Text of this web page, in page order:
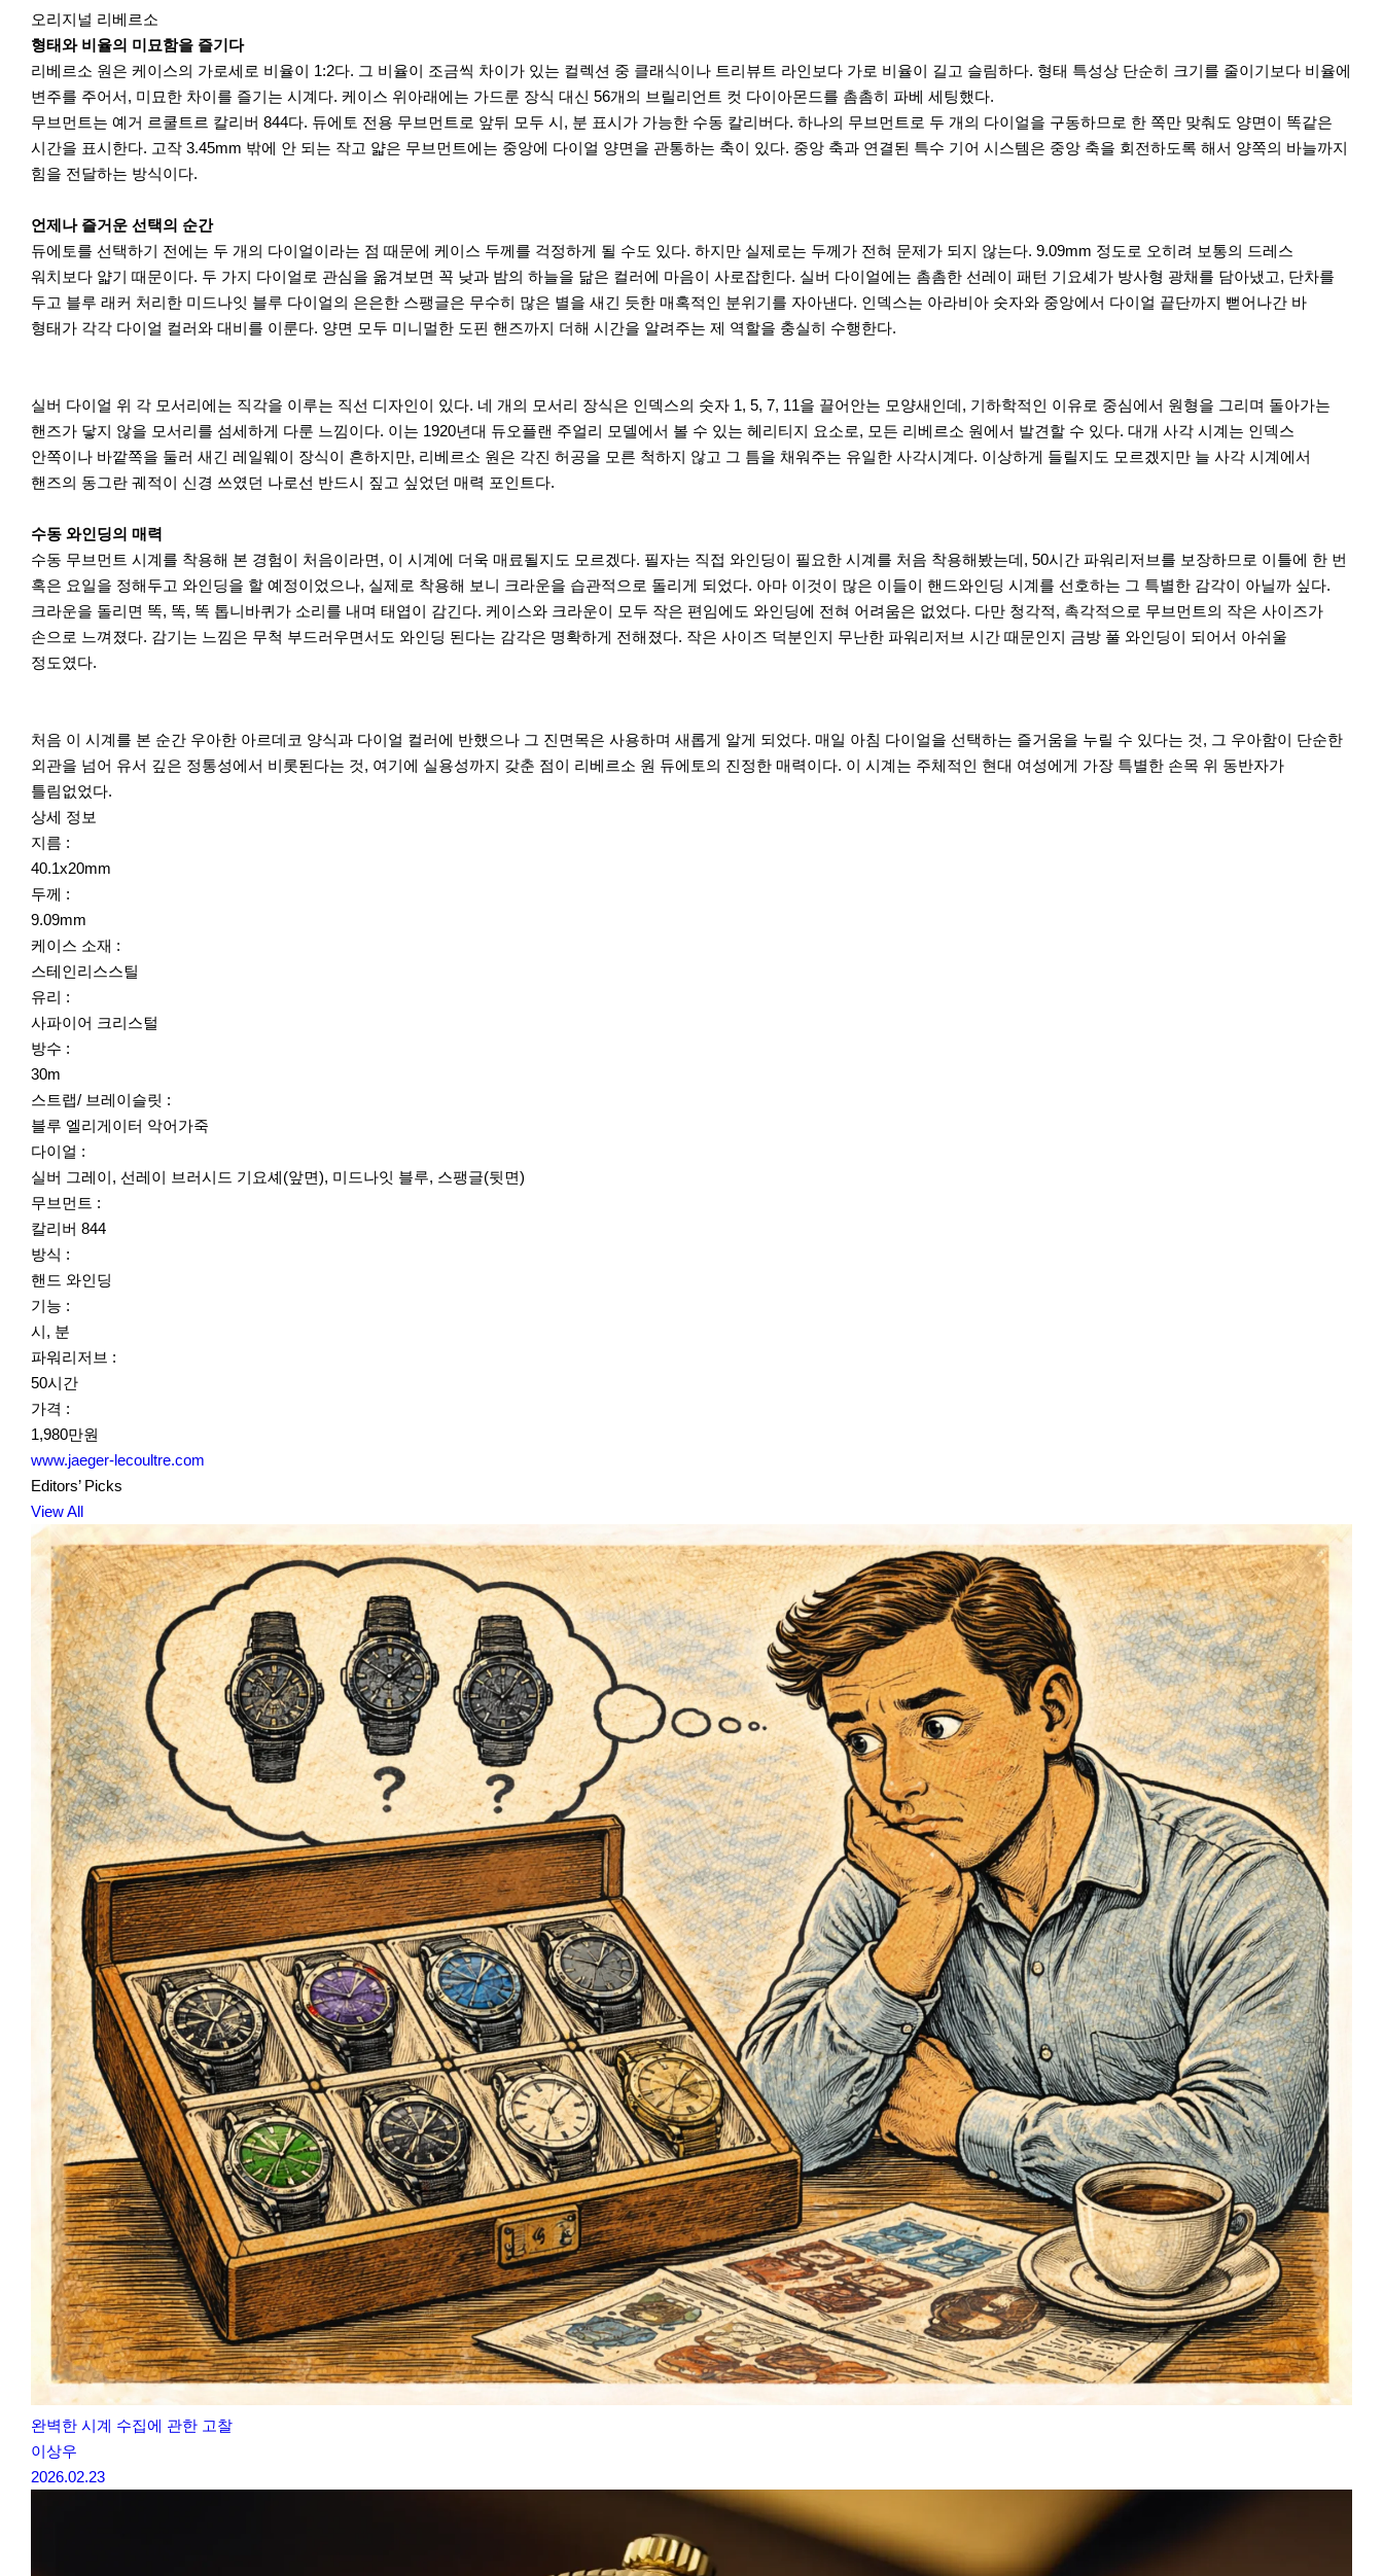
오리지널 리베르소
형태와 비율의 미묘함을 즐기다
리베르소 원은 케이스의 가로세로 비율이 1:2다. 그 비율이 조금씩 차이가 있는 컬렉션 중 클래식이나 트리뷰트 라인보다 가로 비율이 길고 슬림하다. 형태 특성상 단순히 크기를 줄이기보다 비율에
변주를 주어서, 미묘한 차이를 즐기는 시계다. 케이스 위아래에는 가드룬 장식 대신 56개의 브릴리언트 컷 다이아몬드를 촘촘히 파베 세팅했다.
무브먼트는 예거 르쿨트르 칼리버 844다. 듀에토 전용 무브먼트로 앞뒤 모두 시, 분 표시가 가능한 수동 칼리버다. 하나의 무브먼트로 두 개의 다이얼을 구동하므로 한 쪽만 맞춰도 양면이 똑같은
시간을 표시한다. 고작 3.45mm 밖에 안 되는 작고 얇은 무브먼트에는 중앙에 다이얼 양면을 관통하는 축이 있다. 중앙 축과 연결된 특수 기어 시스템은 중앙 축을 회전하도록 해서 양쪽의 바늘까지
힘을 전달하는 방식이다.
언제나 즐거운 선택의 순간
듀에토를 선택하기 전에는 두 개의 다이얼이라는 점 때문에 케이스 두께를 걱정하게 될 수도 있다. 하지만 실제로는 두께가 전혀 문제가 되지 않는다. 9.09mm 정도로 오히려 보통의 드레스
워치보다 얇기 때문이다. 두 가지 다이얼로 관심을 옮겨보면 꼭 낮과 밤의 하늘을 닮은 컬러에 마음이 사로잡힌다. 실버 다이얼에는 촘촘한 선레이 패턴 기요셰가 방사형 광채를 담아냈고, 단차를
두고 블루 래커 처리한 미드나잇 블루 다이얼의 은은한 스팽글은 무수히 많은 별을 새긴 듯한 매혹적인 분위기를 자아낸다. 인덱스는 아라비아 숫자와 중앙에서 다이얼 끝단까지 뻗어나간 바
형태가 각각 다이얼 컬러와 대비를 이룬다. 양면 모두 미니멀한 도핀 핸즈까지 더해 시간을 알려주는 제 역할을 충실히 수행한다.
실버 다이얼 위 각 모서리에는 직각을 이루는 직선 디자인이 있다. 네 개의 모서리 장식은 인덱스의 숫자 1, 5, 7, 11을 끌어안는 모양새인데, 기하학적인 이유로 중심에서 원형을 그리며 돌아가는
핸즈가 닿지 않을 모서리를 섬세하게 다룬 느낌이다. 이는 1920년대 듀오플랜 주얼리 모델에서 볼 수 있는 헤리티지 요소로, 모든 리베르소 원에서 발견할 수 있다. 대개 사각 시계는 인덱스
안쪽이나 바깥쪽을 둘러 새긴 레일웨이 장식이 흔하지만, 리베르소 원은 각진 허공을 모른 척하지 않고 그 틈을 채워주는 유일한 사각시계다. 이상하게 들릴지도 모르겠지만 늘 사각 시계에서
핸즈의 동그란 궤적이 신경 쓰였던 나로선 반드시 짚고 싶었던 매력 포인트다.
수동 와인딩의 매력
수동 무브먼트 시계를 착용해 본 경험이 처음이라면, 이 시계에 더욱 매료될지도 모르겠다. 필자는 직접 와인딩이 필요한 시계를 처음 착용해봤는데, 50시간 파워리저브를 보장하므로 이틀에 한 번
혹은 요일을 정해두고 와인딩을 할 예정이었으나, 실제로 착용해 보니 크라운을 습관적으로 돌리게 되었다. 아마 이것이 많은 이들이 핸드와인딩 시계를 선호하는 그 특별한 감각이 아닐까 싶다.
크라운을 돌리면 똑, 똑, 똑 톱니바퀴가 소리를 내며 태엽이 감긴다. 케이스와 크라운이 모두 작은 편임에도 와인딩에 전혀 어려움은 없었다. 다만 청각적, 촉각적으로 무브먼트의 작은 사이즈가
손으로 느껴졌다. 감기는 느낌은 무척 부드러우면서도 와인딩 된다는 감각은 명확하게 전해졌다. 작은 사이즈 덕분인지 무난한 파워리저브 시간 때문인지 금방 풀 와인딩이 되어서 아쉬울
정도였다.
처음 이 시계를 본 순간 우아한 아르데코 양식과 다이얼 컬러에 반했으나 그 진면목은 사용하며 새롭게 알게 되었다. 매일 아침 다이얼을 선택하는 즐거움을 누릴 수 있다는 것, 그 우아함이 단순한
외관을 넘어 유서 깊은 정통성에서 비롯된다는 것, 여기에 실용성까지 갖춘 점이 리베르소 원 듀에토의 진정한 매력이다. 이 시계는 주체적인 현대 여성에게 가장 특별한 손목 위 동반자가
틀림없었다.
상세 정보
지름 :
40.1x20mm
두께 :
9.09mm
케이스 소재 :
스테인리스스틸
유리 :
사파이어 크리스털
방수 :
30m
스트랩/ 브레이슬릿 :
블루 엘리게이터 악어가죽
다이얼 :
실버 그레이, 선레이 브러시드 기요셰(앞면), 미드나잇 블루, 스팽글(뒷면)
무브먼트 :
칼리버 844
방식 :
핸드 와인딩
기능 :
시, 분
파워리저브 :
50시간
가격 :
1,980만원
www.jaeger-lecoultre.com
Editors’ Picks
View All
완벽한 시계 수집에 관한 고찰
이상우
2026.02.23